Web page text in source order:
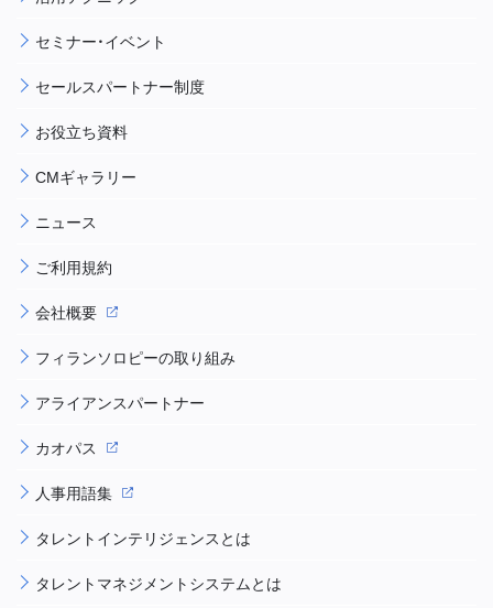
セミナー・イベント
セールスパートナー制度
お役立ち資料
CMギャラリー
ニュース
ご利用規約
会社概要
フィランソロピーの取り組み
アライアンスパートナー
カオパス
人事用語集
タレントインテリジェンスとは
タレントマネジメントシステムとは